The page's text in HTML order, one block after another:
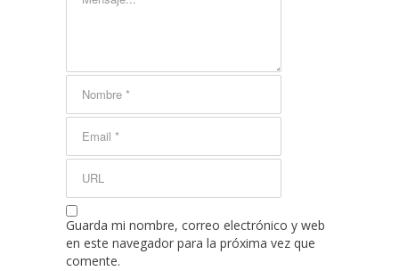
Guarda mi nombre, correo electrónico y web
en este navegador para la próxima vez que
comente.